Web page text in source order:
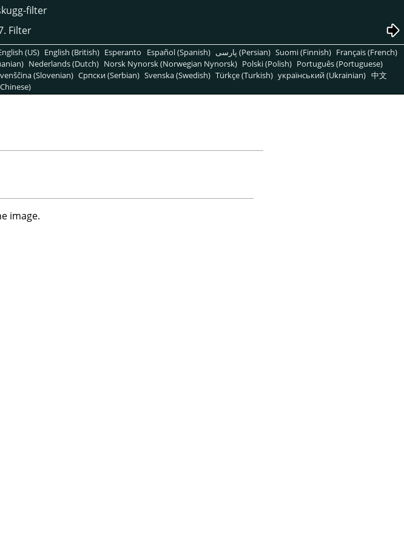
filter
Filter
(US) English (British) Esperanto Español (Spanish) پارسی (Persian) Suomi (Finnish) Français (French)
Nederlands (Dutch) Norsk Nynorsk (Norwegian Nynorsk) Polski (Polish) Português (Portuguese)
(Slovenian) Српски (Serbian) Svenska (Swedish) Türkçe (Turkish) український (Ukrainian) 中文
image.